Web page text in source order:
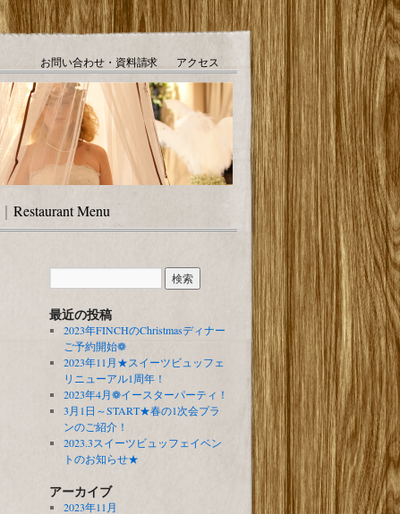
お問い合わせ・資料請求 アクセス
｜ Restaurant Menu
最近の投稿
2023年FINCHのChristmasディナー
ご予約開始❁
2023年11月★スイーツビュッフェ
リニューアル1周年！
2023年4月❁イースターパーティ！
3月1日～START★春の1次会プラ
ンのご紹介！
2023.3スイーツビュッフェイベン
トのお知らせ★
アーカイブ
2023年11月